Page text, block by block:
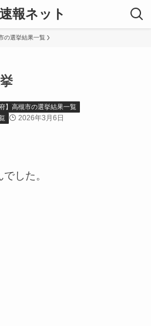
報ネット
の選挙結果一覧
府】高槻市の選挙結果一覧
2026年3月6日
した。